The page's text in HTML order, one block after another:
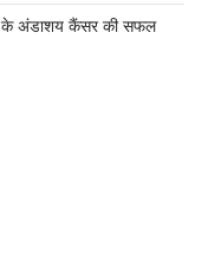
के अंडाशय कैंसर की सफल